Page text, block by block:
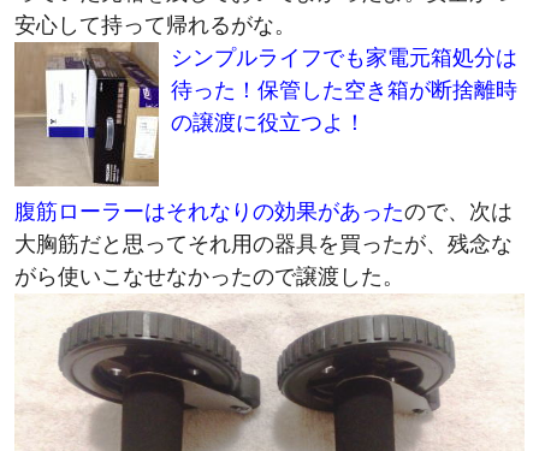
安心して持って帰れるがな。
シンプルライフでも家電元箱処分は
待った！保管した空き箱が断捨離時
の譲渡に役立つよ！
腹筋ローラーはそれなりの効果があったので、次は
大胸筋だと思ってそれ用の器具を買ったが、残念な
がら使いこなせなかったので譲渡した。